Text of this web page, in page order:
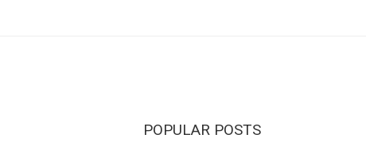
POPULAR POSTS